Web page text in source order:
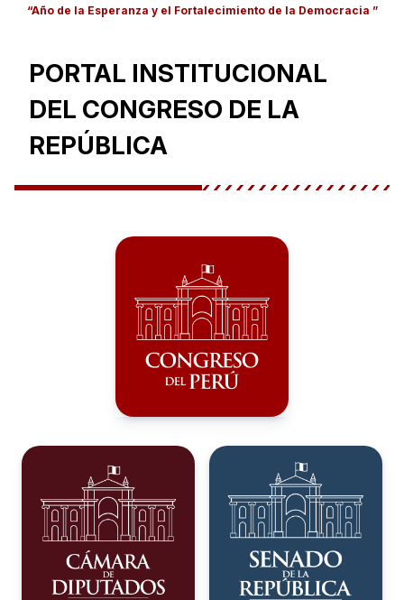
“Año de la Esperanza y el Fortalecimiento de la Democracia ”
PORTAL INSTITUCIONAL
DEL CONGRESO DE LA
REPÚBLICA